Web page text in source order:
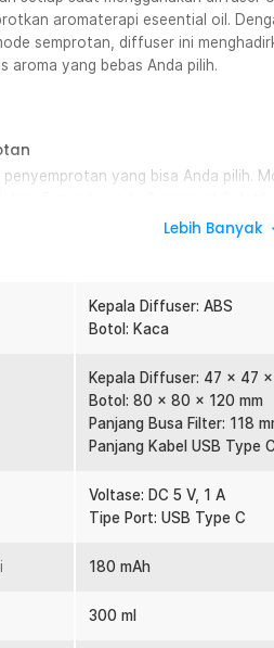
Toko Cikupa
Pick n Go Jakarta Barat
Senin -
Senin - Jumat
Senin - Jumat
aromaterapi eseential oil.
semprotan, diffuser ini
aroma yang bebas Anda pilih.
penyemprotan yang bisa Anda pilih.
Merata
bau asap, makanan, maupun
efisien mendukung performa
Tahan Lama
300 ml memungkinkan
yang memberi kedalaman lembut,
Lebih Banyak
Kepala Diffuser: ABS
Botol: Kaca
Kepala Diffuser: 47 x 47
Botol: 80 x 80 x 120 mm
Panjang Busa Filter: 118
Panjang Kabel USB Type
Voltase: DC 5 V, 1 A
Tipe Port: USB Type C
180 mAh
300 ml